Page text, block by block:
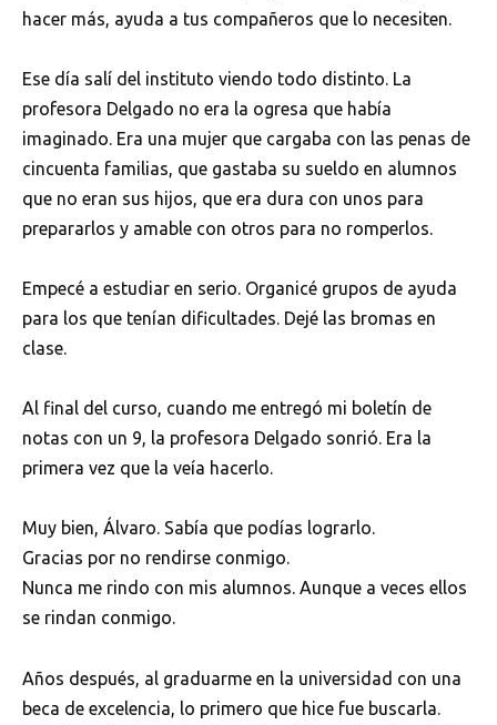
hacer más, ayuda a tus compañeros que lo necesiten.
Ese día salí del instituto viendo todo distinto. La
profesora Delgado no era la ogresa que había
imaginado. Era una mujer que cargaba con las penas de
cincuenta familias, que gastaba su sueldo en alumnos
que no eran sus hijos, que era dura con unos para
prepararlos y amable con otros para no romperlos.
Empecé a estudiar en serio. Organicé grupos de ayuda
para los que tenían dificultades. Dejé las bromas en
clase.
Al final del curso, cuando me entregó mi boletín de
notas con un 9, la profesora Delgado sonrió. Era la
primera vez que la veía hacerlo.
Muy bien, Álvaro. Sabía que podías lograrlo.
Gracias por no rendirse conmigo.
Nunca me rindo con mis alumnos. Aunque a veces ellos
se rindan conmigo.
Años después, al graduarme en la universidad con una
beca de excelencia, lo primero que hice fue buscarla.